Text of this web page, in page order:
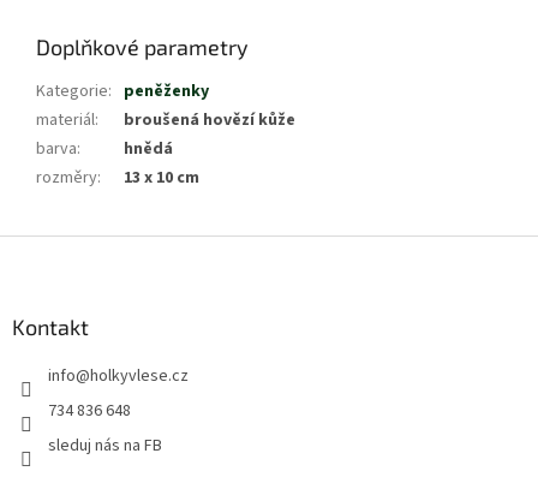
Doplňkové parametry
Kategorie: peněženky
materiál:
broušená hovězí kůže
barva:
hnědá
rozměry: 13 x 10 cm
Kontakt
info@holkyvlese.cz
734 836 648
sleduj nás na FB